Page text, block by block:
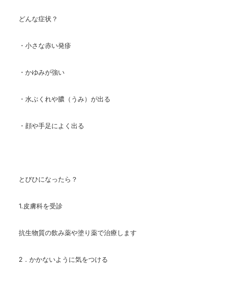
どんな症状？
・小さな赤い発疹
・かゆみが強い
・水ぶくれや膿（うみ）が出る
・顔や手足によく出る
とびひになったら？
1.皮膚科を受診
抗生物質の飲み薬や塗り薬で治療します
2．かかないように気をつける